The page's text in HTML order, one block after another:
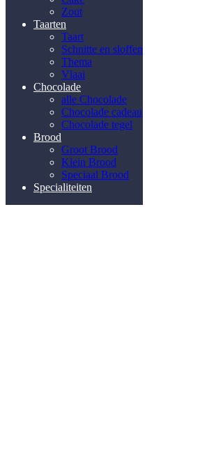
Zout
Taarten
Taart
Schnitte en sloffen
Thema
Vlaai
Chocolade
alle Chocolade
Chocolade cadeau
Chocolade tegel
Brood
Groot Brood
Klein Brood
Speciaal Brood
Specialiteiten